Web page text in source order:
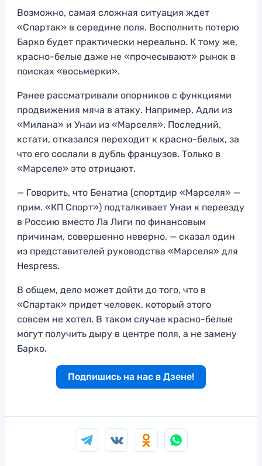
Возможно, самая сложная ситуация ждет
«Спартак» в середине поля. Восполнить потерю
Барко будет практически нереально. К тому же,
красно-белые даже не «прочесывают» рынок в
поисках «восьмерки».
Ранее рассматривали опорников с функциями
продвижения мяча в атаку. Например, Адли из
«Милана» и Унаи из «Марселя». Последний,
кстати, отказался переходит к красно-белых, за
что его сослали в дубль французов. Только в
«Марселе» это отрицают.
— Говорить, что Бенатиа (спортдир «Марселя» —
прим. «КП Спорт») подталкивает Унаи к переезду
в Россию вместо Ла Лиги по финансовым
причинам, совершенно неверно, — сказал один
из представителей руководства «Марселя» для
Hespress.
В общем, дело может дойти до того, что в
«Спартак» придет человек, который этого
совсем не хотел. В таком случае красно-белые
могут получить дыру в центре поля, а не замену
Барко.
Подпишись на нас в Дзене!